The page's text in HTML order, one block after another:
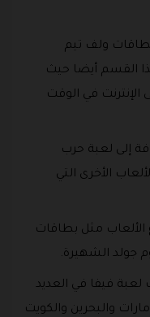
ولف تيم
القسم أيضا حيث
الإنترنت في الوقت
إلى لعبة حرب
الأخرى التي
الألعاب مثل بطاقات
جولد الشهيرة.
لعبة فيفا في العديد
والبحرين والكويت